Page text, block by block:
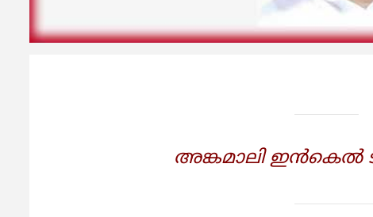
അങ്കമാലി ഇന്‍കെല്‍